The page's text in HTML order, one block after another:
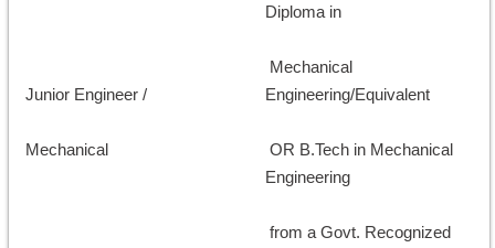
Junior Engineer /
Mechanical
Diploma in
Mechanical
Engineering/Equivalent
OR B.Tech in Mechanical
Engineering
from a Govt. Recognized